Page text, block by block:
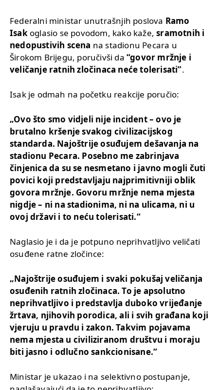
Federalni ministar unutrašnjih poslova Ramo
Isakoglasio se povodom, kako kaže,sramotnih i
nedopustivih scena na stadionu Pecara u
Širokom Brijegu, poručivši da “govor mržnje i
veličanje ratnih zločinaca neće tolerisati”.
Isak je odmah na početku reakcije poručio:
„Ovo što smo vidjeli nije incident – ovo je
brutalno kršenje svakog civilizacijskog
standarda. Najoštrije osuđujem dešavanja na
stadionu Pecara. Posebno me zabrinjava
činjenica da su se nesmetano i javno mogli čuti
povici koji predstavljaju najprimitivniji oblik
govora mržnje. Govoru mržnje nema mjesta
nigdje – ni na stadionima, ni na ulicama, ni u
ovoj državi i to neću tolerisati.“
Naglasio je i da je potpuno neprihvatljivo veličati
osuđene ratne zločince:
„Najoštrije osuđujem i svaki pokušaj veličanja
osuđenih ratnih zločinaca. To je apsolutno
neprihvatljivo i predstavlja duboko vrijeđanje
žrtava, njihovih porodica, ali i svih građana koji
vjeruju u pravdu i zakon. Takvim pojavama
nema mjesta u civiliziranom društvu i moraju
biti jasno i odlučno sankcionisane.“
Ministar je ukazao i na selektivno postupanje,